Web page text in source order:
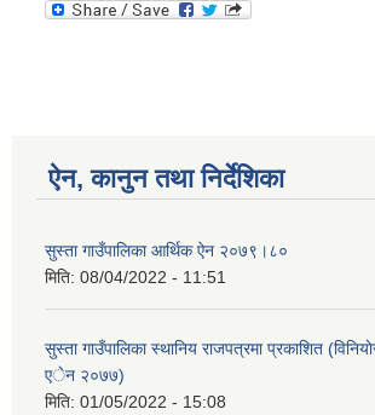
ऐन, कानुन तथा निर्देशिका
सुस्ता गाउँपालिका आर्थिक ऐन २०७९।८०
मिति: 08/04/2022 - 11:51
सुस्ता गाउँपालिका स्थानिय राजपत्रमा प्रकाशित
एेन २०७७)
मिति: 01/05/2022 - 15:08